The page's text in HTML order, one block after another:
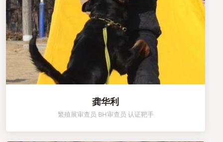
龚华利
繁殖展审查员 BH审查员 认证靶手